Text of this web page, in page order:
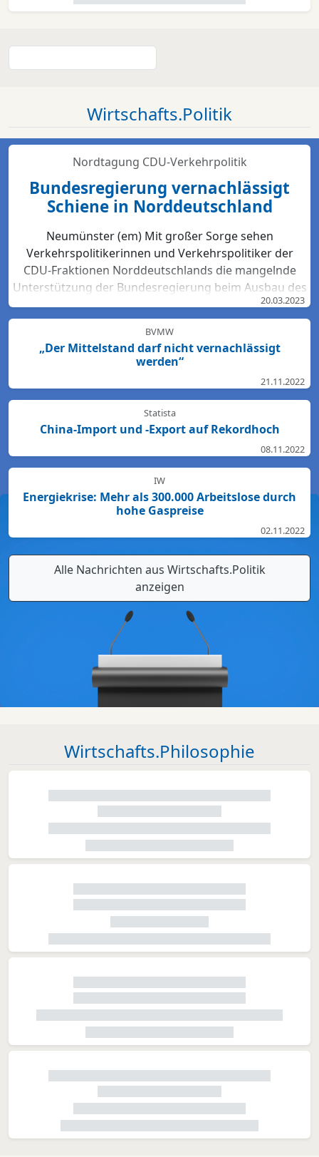
Wirtschafts.Politik
Nordtagung CDU-Verkehrpolitik
Bundesregierung vernachlässigt
Schiene in Norddeutschland
Neumünster (em) Mit großer Sorge sehen
Verkehrspolitikerinnen und Verkehrspolitiker der
CDU-Fraktionen Norddeutschlands die mangelnde
Unterstützung der Bundesregierung beim Ausbau des
Bahn-Netzes. Hartmut Bodeit, mobilitätspolitischer
Sprecher der bremischen CDUBürgerschaftsfraktion,
betont: „Die neuesten Bewertungen der DB Netz AG
lassen keinen Zweifel: Das Schienennetz ist in der
nirgendwo sonst in Deutschland. Für den Start des
Deutschlandtick...
20.03.2023
BVMW
„Der Mittelstand darf nicht vernachlässigt
werden“
21.11.2022
Statista
China-Import und -Export auf Rekordhoch
08.11.2022
IW
Energiekrise: Mehr als 300.000 Arbeitslose durch
hohe Gaspreise
02.11.2022
Alle Nachrichten aus Wirtschafts.Politik
anzeigen
Wirtschafts.Philosophie